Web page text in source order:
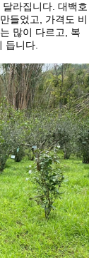
달라집니다 대백호
만들었고 가격도 비
많이 다르고
복
듭니다